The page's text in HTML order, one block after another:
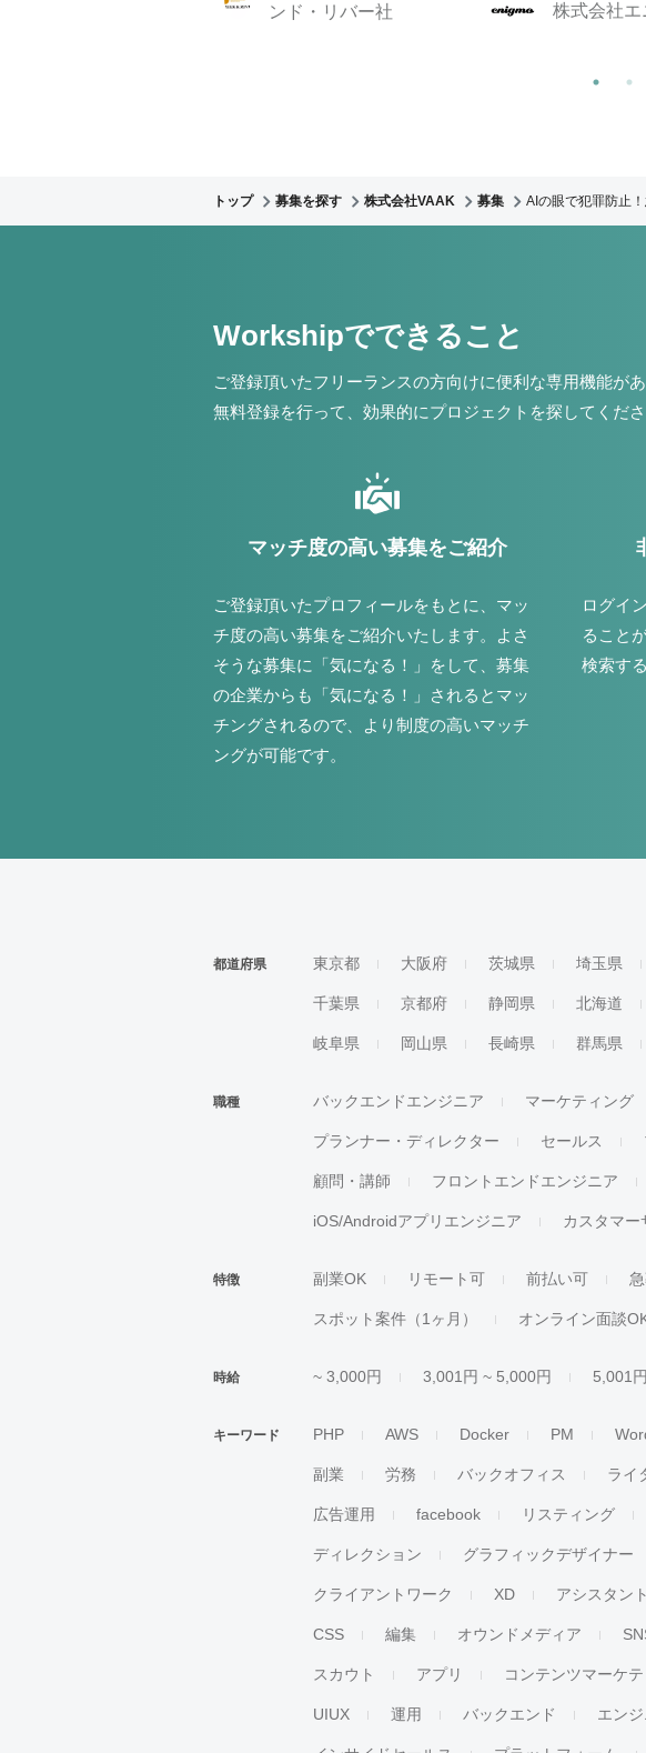
ンド・リバー社
株式会社エ
トップ 募集を探す 株式会社VAAK 募集 AIの眼で犯罪防止
Workshipでできること
ご登録頂いたフリーランスの方向けに便利な専用機能があ
無料登録を行って、効果的にプロジェクトを探してくださ
マッチ度の高い募集をご紹介
ご登録頂いたプロフィールをもとに、マッ
チ度の高い募集をご紹介いたします。よさ
そうな募集に「気になる！」をして、募集
の企業からも「気になる！」されるとマッ
チングされるので、より制度の高いマッチ
ングが可能です。
ログイ
ること
検索す
都道府県 東京都 大阪府 茨城県 埼玉県
千葉県 京都府 静岡県 北海道
岐阜県 岡山県 長崎県 群馬県
職種 バックエンドエンジニア マーケティング
プランナー・ディレクター セールス
顧問・講師 フロントエンドエンジニア
iOS/Androidアプリエンジニア カスタマー
特徴 副業OK リモート可 前払い可
スポット案件（1ヶ月） オンライン面談
時給 ~ 3,000円 3,001円 ~ 5,000円 5,001
キーワード PHP AWS Docker PM
副業 労務 バックオフィス ライ
広告運用 facebook リスティング
ディレクション グラフィックデザイナー
クライアントワーク XD アシスタント
CSS 編集 オウンドメディア
スカウト アプリ コンテンツマーケ
UIUX 運用 バックエンド エン